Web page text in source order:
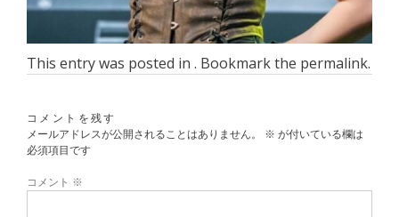
This entry was posted in . Bookmark the permalink.
コメントを残す
メールアドレスが公開されることはありません。
※ が付いている欄は
必須項目です
コメント ※